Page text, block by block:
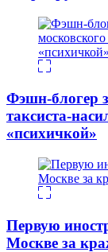
Фэшн-блогер
таксиста-
«психичкой»
Первую
Москве за